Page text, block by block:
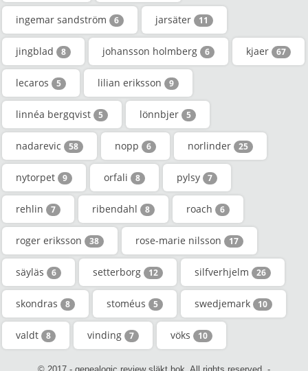
ingemar sandström 6 jarsäter 11
jingblad 8 johansson holmberg 6 kjaer 67
lecaros 5 lilian eriksson 9
linnéa bergqvist 5 lönnbjer 5
nadarevic 58 nopp 6 norlinder 25
nytorpet 9 orfali 8 pylsy 7
rehlin 7 ribendahl 8 roach 6
roger eriksson 38 rose-marie nilsson 17
säyläs 6 setterborg 12 silfverhjelm 26
skondras 8 stoméus 5 swedjemark 10
valdt 8 vinding 7 vöks 10